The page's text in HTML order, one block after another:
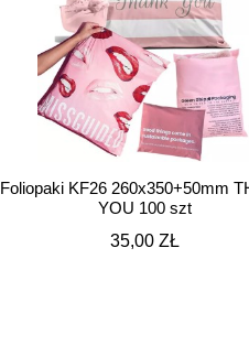
Foliopaki KF26 260x350+50mm
YOU 100 szt
35,00 ZŁ